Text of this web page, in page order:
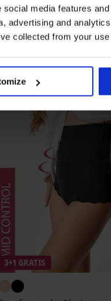
media features
advertising and
collected from your
3+1 GRATIS